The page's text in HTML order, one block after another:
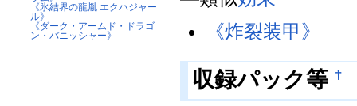
《氷結界の龍胤 エクハジャー
ル》
《ダーク・アームド・ドラゴ
ン・バニッシャー》
《炸裂装甲》
収録パック等 †